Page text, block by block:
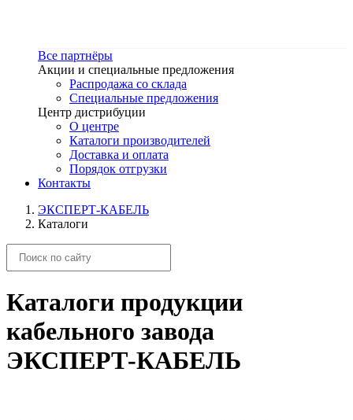
Все партнёры
Акции и специальные предложения
Распродажа со склада
Специальные предложения
Центр дистрибуции
О центре
Каталоги производителей
Доставка и оплата
Порядок отгрузки
Контакты
ЭКСПЕРТ-КАБЕЛЬ
Каталоги
Каталоги продукции
кабельного завода
ЭКСПЕРТ-КАБЕЛЬ